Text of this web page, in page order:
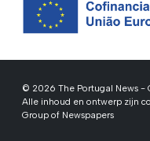
© 2026 The Portugal News -
Alle inhoud en ontwerp zijn
Group of Newspapers